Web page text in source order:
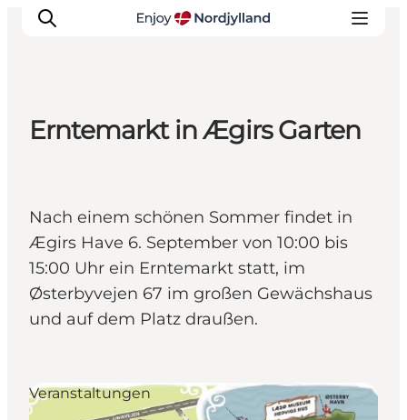
Destinationen
Guides
Veranstaltungen
Für Kinder
Erntemarkt in Ægirs Garten
Nach einem schönen Sommer findet in
Ægirs Have 6. September von 10:00 bis
15:00 Uhr ein Erntemarkt statt, im
Østerbyvejen 67 im großen Gewächshaus
und auf dem Platz draußen.
Veranstaltungen